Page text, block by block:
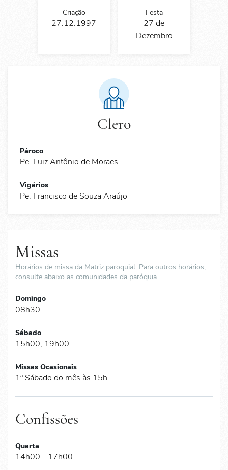
Criação
27.12.1997
Festa
27 de
Dezembro
Clero
Pároco
Pe. Luiz Antônio de Moraes
Vigários
Pe. Francisco de Souza Araújo
Missas
Horários de missa da Matriz paroquial. Para outros horários,
consulte abaixo as comunidades da paróquia.
Domingo
08h30
Sábado
15h00, 19h00
Missas Ocasionais
1ª Sábado do mês às 15h
Confissões
Quarta
14h00 - 17h00